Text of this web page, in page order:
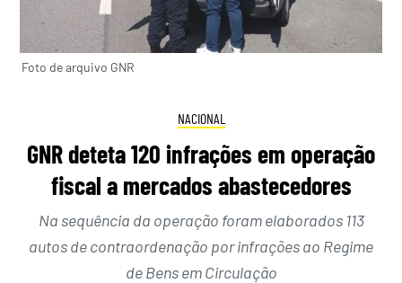
Foto de arquivo GNR
NACIONAL
GNR deteta 120 infrações em operação
fiscal a mercados abastecedores
Na sequência da operação foram elaborados 113
autos de contraordenação por infrações ao Regime
de Bens em Circulação